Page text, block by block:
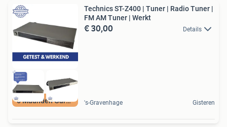
6 Maanden Garantie
Technics ST-Z400 | Tuner | Radio Tuner |
FM AM Tuner | Werkt
€ 30,00 Details
's-Gravenhage Gisteren